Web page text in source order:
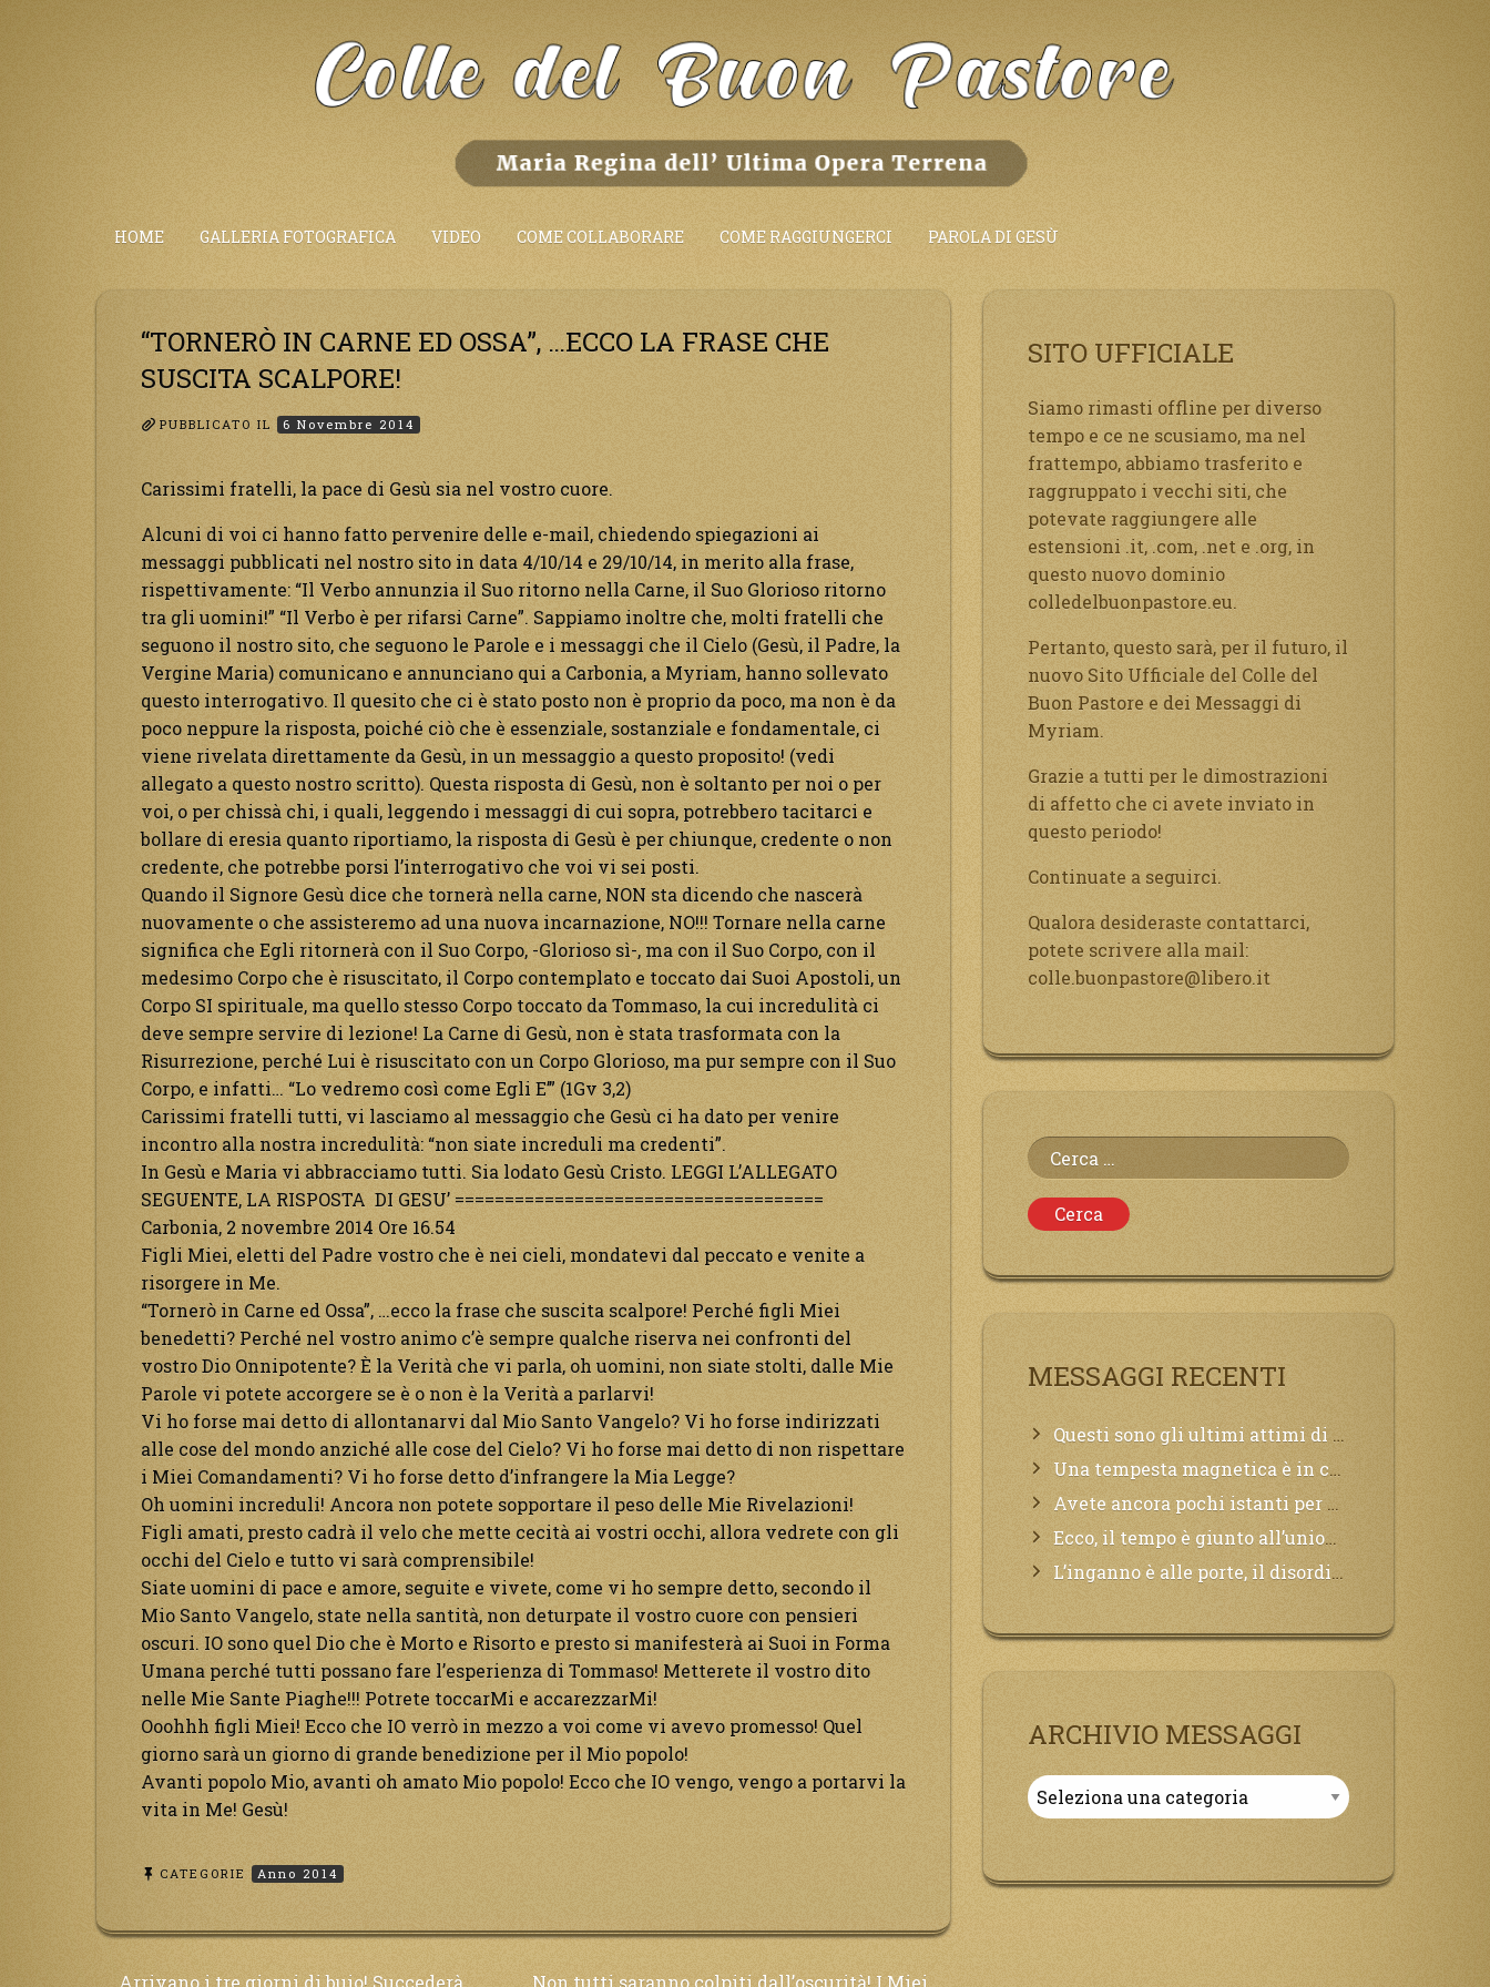
HOME GALLERIA FOTOGRAFICA VIDEO COME COLLABORARE COME RAGGIUNGERCI PAROLA DI GESÙ
“TORNERÒ IN CARNE ED OSSA”, …ECCO LA FRASE CHE
SUSCITA SCALPORE!
PUBBLICATO IL 6 Novembre 2014
Carissimi fratelli, la pace di Gesù sia nel vostro cuore.
Alcuni di voi ci hanno fatto pervenire delle e-mail, chiedendo spiegazioni ai
messaggi pubblicati nel nostro sito in data 4/10/14 e 29/10/14, in merito alla frase,
rispettivamente: “Il Verbo annunzia il Suo ritorno nella Carne, il Suo Glorioso ritorno
tra gli uomini!” “Il Verbo è per rifarsi Carne”. Sappiamo inoltre che, molti fratelli che
seguono il nostro sito, che seguono le Parole e i messaggi che il Cielo (Gesù, il Padre, la
Vergine Maria) comunicano e annunciano qui a Carbonia, a Myriam, hanno sollevato
questo interrogativo. Il quesito che ci è stato posto non è proprio da poco, ma non è da
poco neppure la risposta, poiché ciò che è essenziale, sostanziale e fondamentale, ci
viene rivelata direttamente da Gesù, in un messaggio a questo proposito! (vedi
allegato a questo nostro scritto). Questa risposta di Gesù, non è soltanto per noi o per
voi, o per chissà chi, i quali, leggendo i messaggi di cui sopra, potrebbero tacitarci e
bollare di eresia quanto riportiamo, la risposta di Gesù è per chiunque, credente o non
credente, che potrebbe porsi l’interrogativo che voi vi sei posti.
Quando il Signore Gesù dice che tornerà nella carne, NON sta dicendo che nascerà
nuovamente o che assisteremo ad una nuova incarnazione, NO!!! Tornare nella carne
significa che Egli ritornerà con il Suo Corpo, -Glorioso sì-, ma con il Suo Corpo, con il
medesimo Corpo che è risuscitato, il Corpo contemplato e toccato dai Suoi Apostoli, un
Corpo SI spirituale, ma quello stesso Corpo toccato da Tommaso, la cui incredulità ci
deve sempre servire di lezione! La Carne di Gesù, non è stata trasformata con la
Risurrezione, perché Lui è risuscitato con un Corpo Glorioso, ma pur sempre con il Suo
Corpo, e infatti… “Lo vedremo così come Egli E’” (1Gv 3,2)
Carissimi fratelli tutti, vi lasciamo al messaggio che Gesù ci ha dato per venire
incontro alla nostra incredulità: “non siate increduli ma credenti”.
In Gesù e Maria vi abbracciamo tutti. Sia lodato Gesù Cristo. LEGGI L’ALLEGATO
SEGUENTE, LA RISPOSTA DI GESU’ =====================================
Carbonia, 2 novembre 2014 Ore 16.54
Figli Miei, eletti del Padre vostro che è nei cieli, mondatevi dal peccato e venite a
risorgere in Me.
“Tornerò in Carne ed Ossa”, …ecco la frase che suscita scalpore! Perché figli Miei
benedetti? Perché nel vostro animo c’è sempre qualche riserva nei confronti del
vostro Dio Onnipotente? È la Verità che vi parla, oh uomini, non siate stolti, dalle Mie
Parole vi potete accorgere se è o non è la Verità a parlarvi!
Vi ho forse mai detto di allontanarvi dal Mio Santo Vangelo? Vi ho forse indirizzati
alle cose del mondo anziché alle cose del Cielo? Vi ho forse mai detto di non rispettare
i Miei Comandamenti? Vi ho forse detto d’infrangere la Mia Legge?
Oh uomini increduli! Ancora non potete sopportare il peso delle Mie Rivelazioni!
Figli amati, presto cadrà il velo che mette cecità ai vostri occhi, allora vedrete con gli
occhi del Cielo e tutto vi sarà comprensibile!
Siate uomini di pace e amore, seguite e vivete, come vi ho sempre detto, secondo il
Mio Santo Vangelo, state nella santità, non deturpate il vostro cuore con pensieri
oscuri. IO sono quel Dio che è Morto e Risorto e presto si manifesterà ai Suoi in Forma
Umana perché tutti possano fare l’esperienza di Tommaso! Metterete il vostro dito
nelle Mie Sante Piaghe!!! Potrete toccarMi e accarezzarMi!
Ooohhh figli Miei! Ecco che IO verrò in mezzo a voi come vi avevo promesso! Quel
giorno sarà un giorno di grande benedizione per il Mio popolo!
Avanti popolo Mio, avanti oh amato Mio popolo! Ecco che IO vengo, vengo a portarvi la
vita in Me! Gesù!
CATEGORIE Anno 2014
Arrivano i tre giorni di buio! Succederà Non tutti saranno colpiti dall’oscurità! I Miei
SITO UFFICIALE
Siamo rimasti offline per diverso
tempo e ce ne scusiamo, ma nel
frattempo, abbiamo trasferito e
raggruppato i vecchi siti, che
potevate raggiungere alle
estensioni .it, .com, .net e .org, in
questo nuovo dominio
colledelbuonpastore.eu.
Pertanto, questo sarà, per il futuro, il
nuovo Sito Ufficiale del Colle del
Buon Pastore e dei Messaggi di
Myriam.
Grazie a tutti per le dimostrazioni
di affetto che ci avete inviato in
questo periodo!
Continuate a seguirci.
Qualora desideraste contattarci,
potete scrivere alla mail:
colle.buonpastore@libero.it
Ricerca
per:
MESSAGGI RECENTI
Questi sono gli ultimi attimi di vita, chi si vuole salvare Mi chiami in suo aiuto.
Una tempesta magnetica è in corso, questa generazione patirà. Il black out non tarderà ad arrivare e tutta la Terra sarà oscurata.
Avete ancora pochi istanti per convertirvi, non perdete tempo, la sciagura arriverà all’improvviso e per chi non si sarà preparato saranno dolori.
Ecco, il tempo è giunto all’unione del Padre con il figlio, non avete che da attendere pochissimo.
L’inganno è alle porte, il disordine degli ordinati urlerà perdono, ma sarà troppo tardi, il tradimento è stato grande!
ARCHIVIO MESSAGGI
Archivio
Messaggi